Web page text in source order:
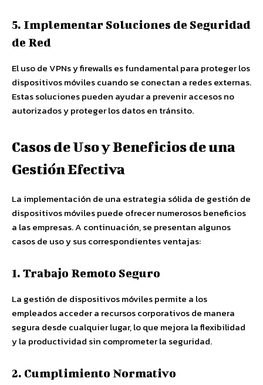
5. Implementar Soluciones de Seguridad
de Red
El uso de VPNs y firewalls es fundamental para proteger los
dispositivos móviles cuando se conectan a redes externas.
Estas soluciones pueden ayudar a prevenir accesos no
autorizados y proteger los datos en tránsito.
Casos de Uso y Beneficios de una
Gestión Efectiva
La implementación de una estrategia sólida de gestión de
dispositivos móviles puede ofrecer numerosos beneficios
a las empresas. A continuación, se presentan algunos
casos de uso y sus correspondientes ventajas:
1. Trabajo Remoto Seguro
La gestión de dispositivos móviles permite a los
empleados acceder a recursos corporativos de manera
segura desde cualquier lugar, lo que mejora la flexibilidad
y la productividad sin comprometer la seguridad.
2. Cumplimiento Normativo